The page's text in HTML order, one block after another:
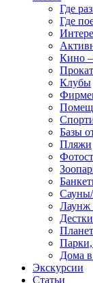
Где
Где
Кино
Клубы
Базы
Пляжи
Лаунж
Парки,
Дома
Экскурсии
Статьи